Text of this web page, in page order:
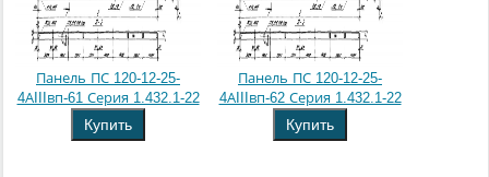
Панель ПС 120-12-25-
4АIIIвп-61 Серия 1.432.1-22
Купить
Панель ПС 120-12-25-
4АIIIвп-62 Серия 1.432.1-22
Купить